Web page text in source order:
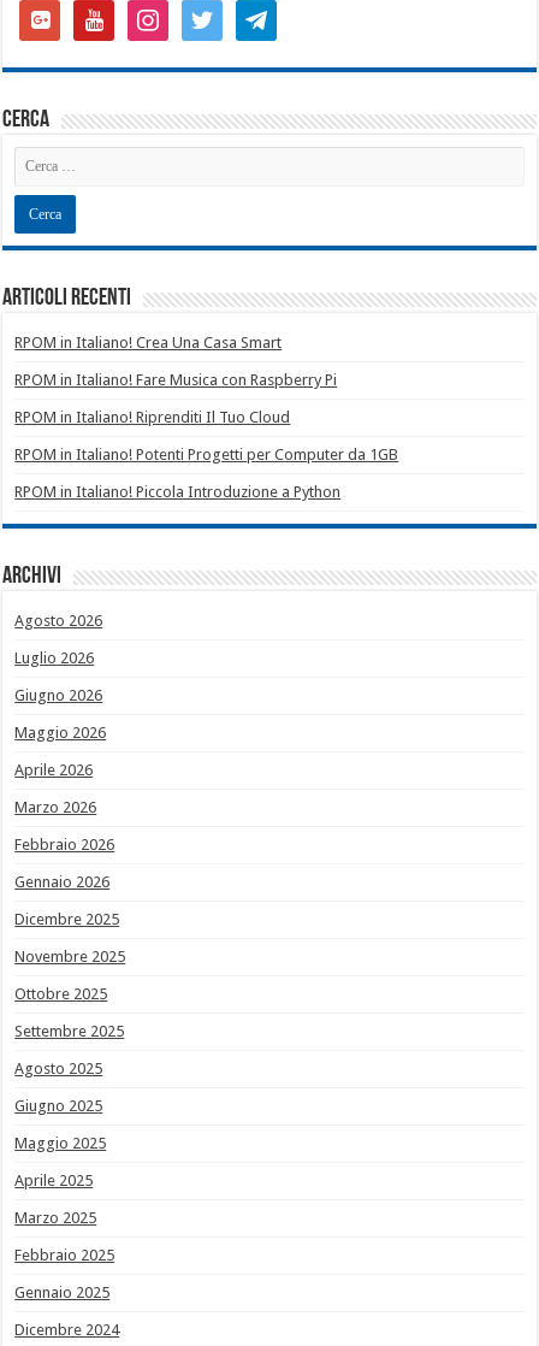
google-
plus-
youtubeinstagramtwitter telegram
cerca
Articoli recenti
RPOM in Italiano! Crea Una Casa Smart
RPOM in Italiano! Fare Musica con Raspberry Pi
RPOM in Italiano! Riprenditi Il Tuo Cloud
RPOM in Italiano! Potenti Progetti per Computer da 1GB
RPOM in Italiano! Piccola Introduzione a Python
Archivi
Agosto 2026
Luglio 2026
Giugno 2026
Maggio 2026
Aprile 2026
Marzo 2026
Febbraio 2026
Gennaio 2026
Dicembre 2025
Novembre 2025
Ottobre 2025
Settembre 2025
Agosto 2025
Giugno 2025
Maggio 2025
Aprile 2025
Marzo 2025
Febbraio 2025
Gennaio 2025
Dicembre 2024